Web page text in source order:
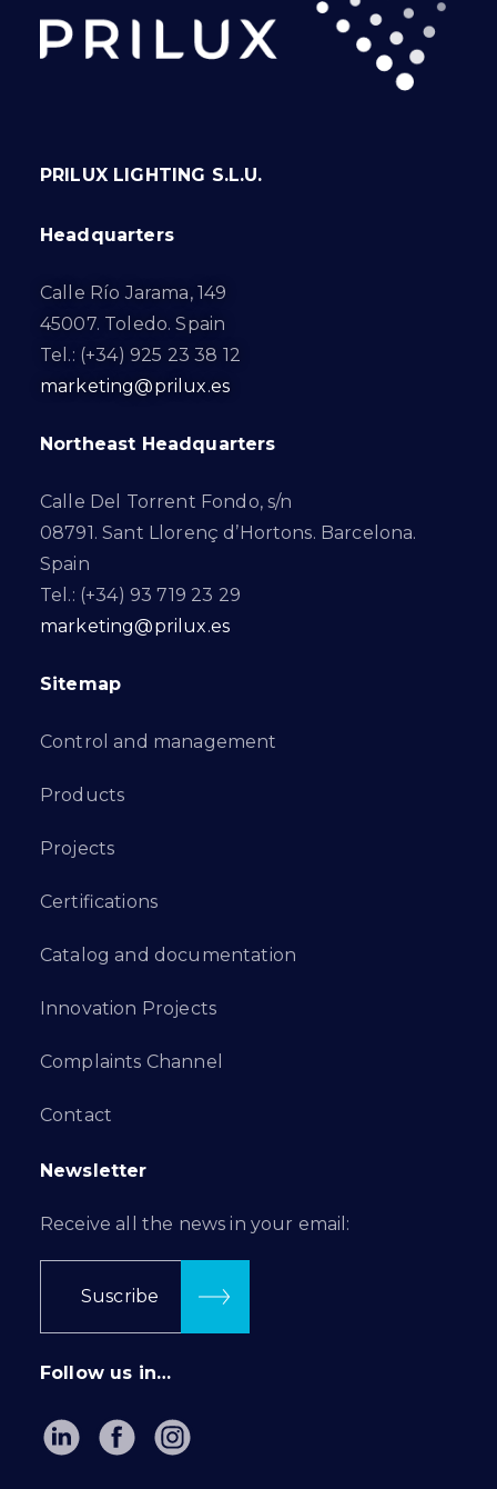
PRILUX LIGHTING S.L.U.
Headquarters
Calle Río Jarama, 149
45007. Toledo. Spain
Tel.: (+34) 925 23 38 12
marketing@prilux.es
Northeast Headquarters
Calle Del Torrent Fondo, s/n
08791. Sant Llorenç d’Hortons. Barcelona.
Spain
Tel.: (+34) 93 719 23 29
marketing@prilux.es
Sitemap
Control and management
Products
Projects
Certifications
Catalog and documentation
Innovation Projects
Complaints Channel
Contact
Newsletter
Receive all the news in your email:
Suscribe
Follow us in…